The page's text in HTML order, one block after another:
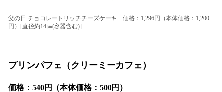
父の日 チョコレートリッチチーズケーキ 価格：1,296円（本体価格：1,200
円）[直径約14㎝(容器含む)]
プリンパフェ（クリーミーカフェ）
価格：540円（本体価格：500円）